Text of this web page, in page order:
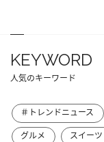
KEYWORD
人気のキーワード
＃トレンドニュース
グルメ
スイーツ